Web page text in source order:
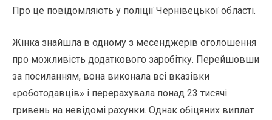
Про це повідомляють у поліції Чернівецької області.
Жінка знайшла в одному з месенджерів оголошення
про можливість додаткового заробітку. Перейшовши
за посиланням, вона виконала всі вказівки
«роботодавців» і перерахувала понад 23 тисячі
гривень на невідомі рахунки. Однак обіцяних виплат